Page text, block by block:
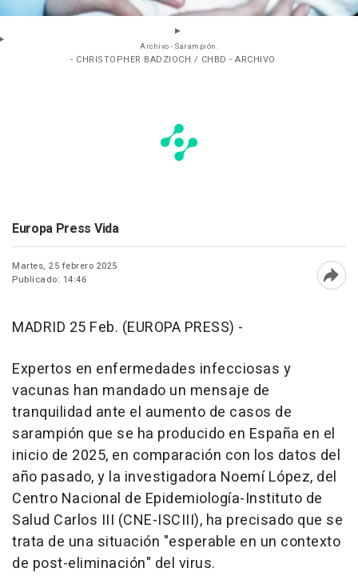
Archivo - Sarampión.
- CHRISTOPHER BADZIOCH / CHBD - ARCHIVO
Europa Press Vida
Martes, 25 febrero 2025
Publicado: 14:46
MADRID 25 Feb. (EUROPA PRESS) -
Expertos en enfermedades infecciosas y
vacunas han mandado un mensaje de
tranquilidad ante el aumento de casos de
sarampión que se ha producido en España en el
inicio de 2025, en comparación con los datos del
año pasado, y la investigadora Noemí López, del
Centro Nacional de Epidemiología-Instituto de
Salud Carlos III (CNE-ISCIII), ha precisado que se
trata de una situación "esperable en un contexto
de post-eliminación" del virus.